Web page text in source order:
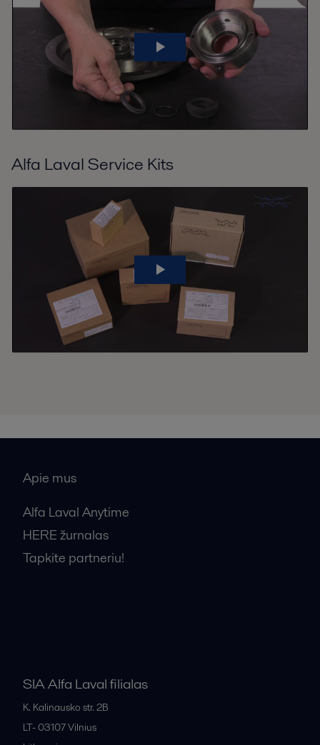
Alfa Laval Service Kits
Apie mus
Alfa Laval Anytime
HERE žurnalas
Tapkite partneriu!
SIA Alfa Laval filialas
K. Kalinausko str. 2B
LT- 03107Vilnius